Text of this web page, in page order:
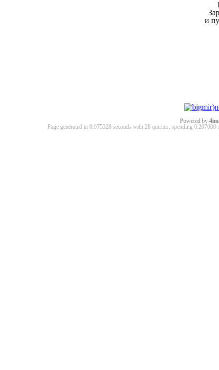
и
Powered by
Page generated in 0.975328 seconds with 28 queries, spending